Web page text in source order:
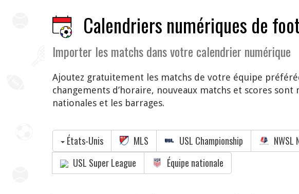
Calendriers numériques de
Importer les matchs dans votre calendrier numérique
Ajoutez gratuitement les matchs de votre équipe
changements d’horaire, nouveaux matchs et scores
nationales et les barrages.
États-Unis MLS USL Championship NWSL
USL Super League
Équipe nationale